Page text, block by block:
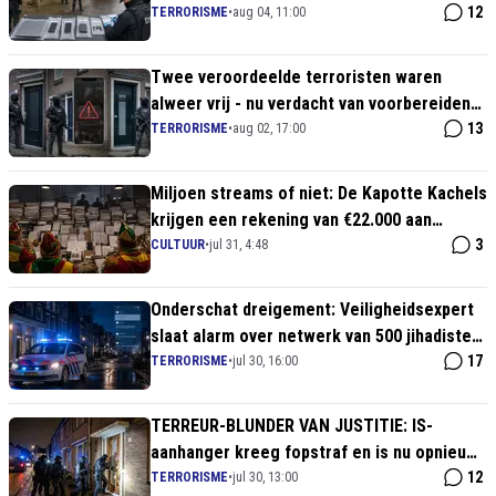
contact met een jongeman in Brabant
TERRORISME•aug 04, 11:00 12
Twee veroordeelde terroristen waren
alweer vrij - nu verdacht van voorbereiden
nieuwe aanslag!
TERRORISME•aug 02, 17:00 13
Miljoen streams of niet: De Kapotte Kachels
krijgen een rekening van €22.000 aan
proceskosten
CULTUUR•jul 31, 4:48 3
Onderschat dreigement: Veiligheidsexpert
slaat alarm over netwerk van 500 jihadisten
in NL!
TERRORISME•jul 30, 16:00 17
TERREUR-BLUNDER VAN JUSTITIE: IS-
aanhanger kreeg fopstraf en is nu opnieuw
gearresteerd!
TERRORISME•jul 30, 13:00 12